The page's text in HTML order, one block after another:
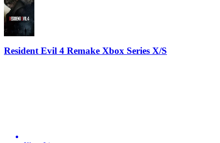
Resident Evil 4 Remake Xbox Series X/S